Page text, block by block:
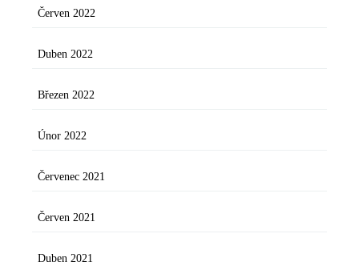
Červen 2022
Duben 2022
Březen 2022
Únor 2022
Červenec 2021
Červen 2021
Duben 2021